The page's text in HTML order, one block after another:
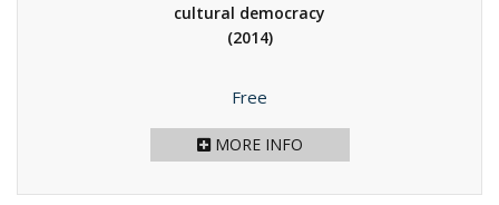
cultural democracy
(2014)
Price
Free
MORE INFO